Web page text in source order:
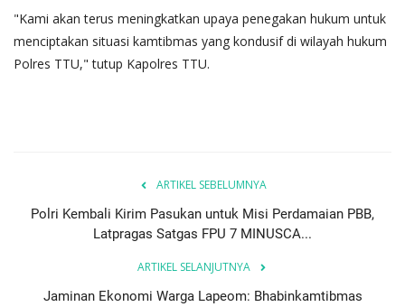
"Kami akan terus meningkatkan upaya penegakan hukum untuk
menciptakan situasi kamtibmas yang kondusif di wilayah hukum
Polres TTU," tutup Kapolres TTU.
ARTIKEL SEBELUMNYA
Polri Kembali Kirim Pasukan untuk Misi Perdamaian PBB,
Latpragas Satgas FPU 7 MINUSCA...
ARTIKEL SELANJUTNYA
Jaminan Ekonomi Warga Lapeom: Bhabinkamtibmas